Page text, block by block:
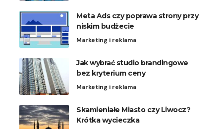
Meta Ads czy poprawa strony przy
niskim budżecie
Marketing i reklama
Jak wybrać studio brandingowe
bez kryterium ceny
Marketing i reklama
Skamieniałe Miasto czy Liwocz?
Krótka wycieczka